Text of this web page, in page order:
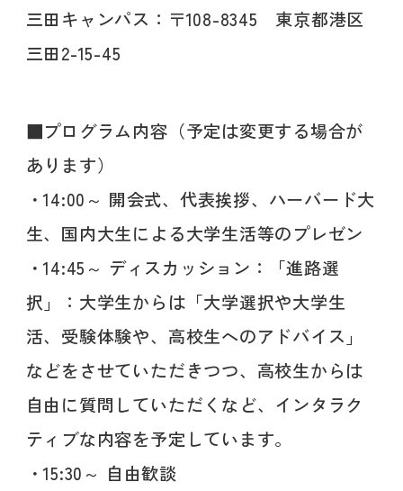
三田キャンパス：〒108-8345 東京都港区
三田2-15-45
■プログラム内容（予定は変更する場合が
あります）
・14:00～ 開会式、代表挨拶、ハーバード大
生、国内大生による大学生活等のプレゼン
・14:45～ ディスカッション：「進路選
択」：大学生からは「大学選択や大学生
活、受験体験や、高校生へのアドバイス」
などをさせていただきつつ、高校生からは
自由に質問していただくなど、インタラク
ティブな内容を予定しています。
・15:30～ 自由歓談